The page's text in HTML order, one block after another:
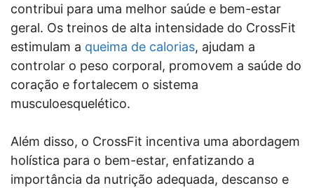
contribui para uma melhor saúde e bem-estar
geral. Os treinos de alta intensidade do CrossFit
estimulam a queima de calorias, ajudam a
controlar o peso corporal, promovem a saúde do
coração e fortalecem o sistema
musculoesquelético.
Além disso, o CrossFit incentiva uma abordagem
holística para o bem-estar, enfatizando a
importância da nutrição adequada, descanso e